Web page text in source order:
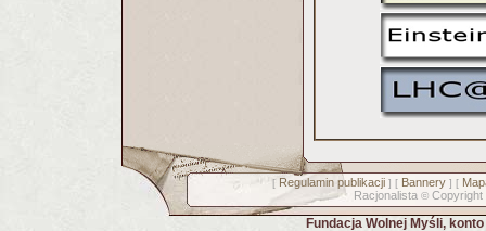
[ Regulamin publikacji] [ Bannery] [
Racjonalista © Copyright
Fundacja Wolnej Myśli,